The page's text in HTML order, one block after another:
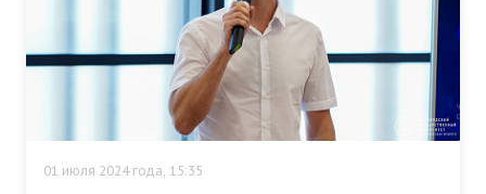
01 июля 2024 года, 15:35